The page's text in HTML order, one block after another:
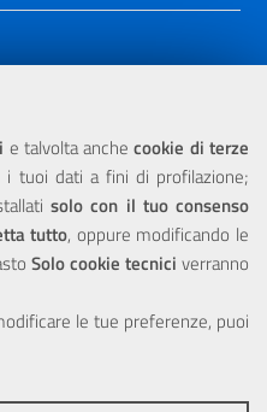
e talvolta anchecookie di terze
i tuoi dati a fini di profilazione;
solo con il tuo consenso
tutto, oppure modificando le
Solo cookie tecnici verranno
le tue preferenze, puoi
finanziaria dell'Unione
2000/2006 Misura 6.05 -